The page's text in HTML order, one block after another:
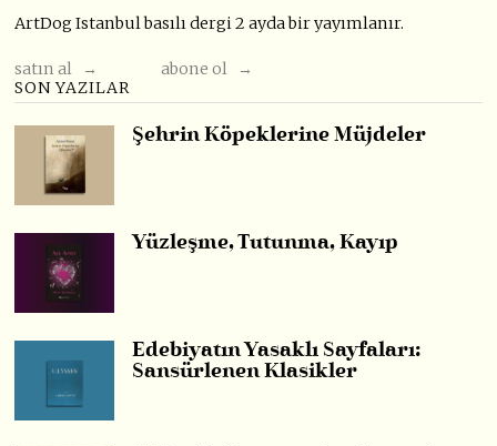
ArtDog Istanbul basılı dergi 2 ayda bir yayımlanır.
satın al →
abone ol →
SON YAZILAR
Şehrin Köpeklerine Müjdeler
Yüzleşme, Tutunma, Kayıp
Edebiyatın Yasaklı Sayfaları:
Sansürlenen Klasikler